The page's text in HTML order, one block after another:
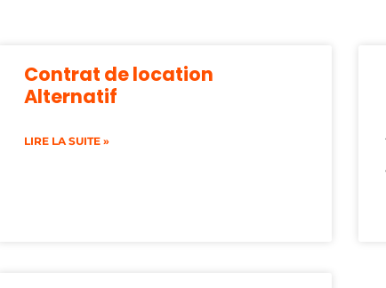
Contrat de location
Alternatif
LIRE LA SUITE »